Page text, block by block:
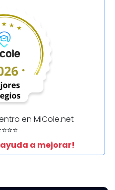
en MiCole.net
ayuda a mejorar!